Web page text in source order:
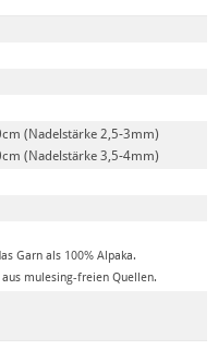
(Nadelstärke 2,5-3mm)
(Nadelstärke 3,5-4mm)
Garn als 100% Alpaka.
mulesing-freien Quellen.